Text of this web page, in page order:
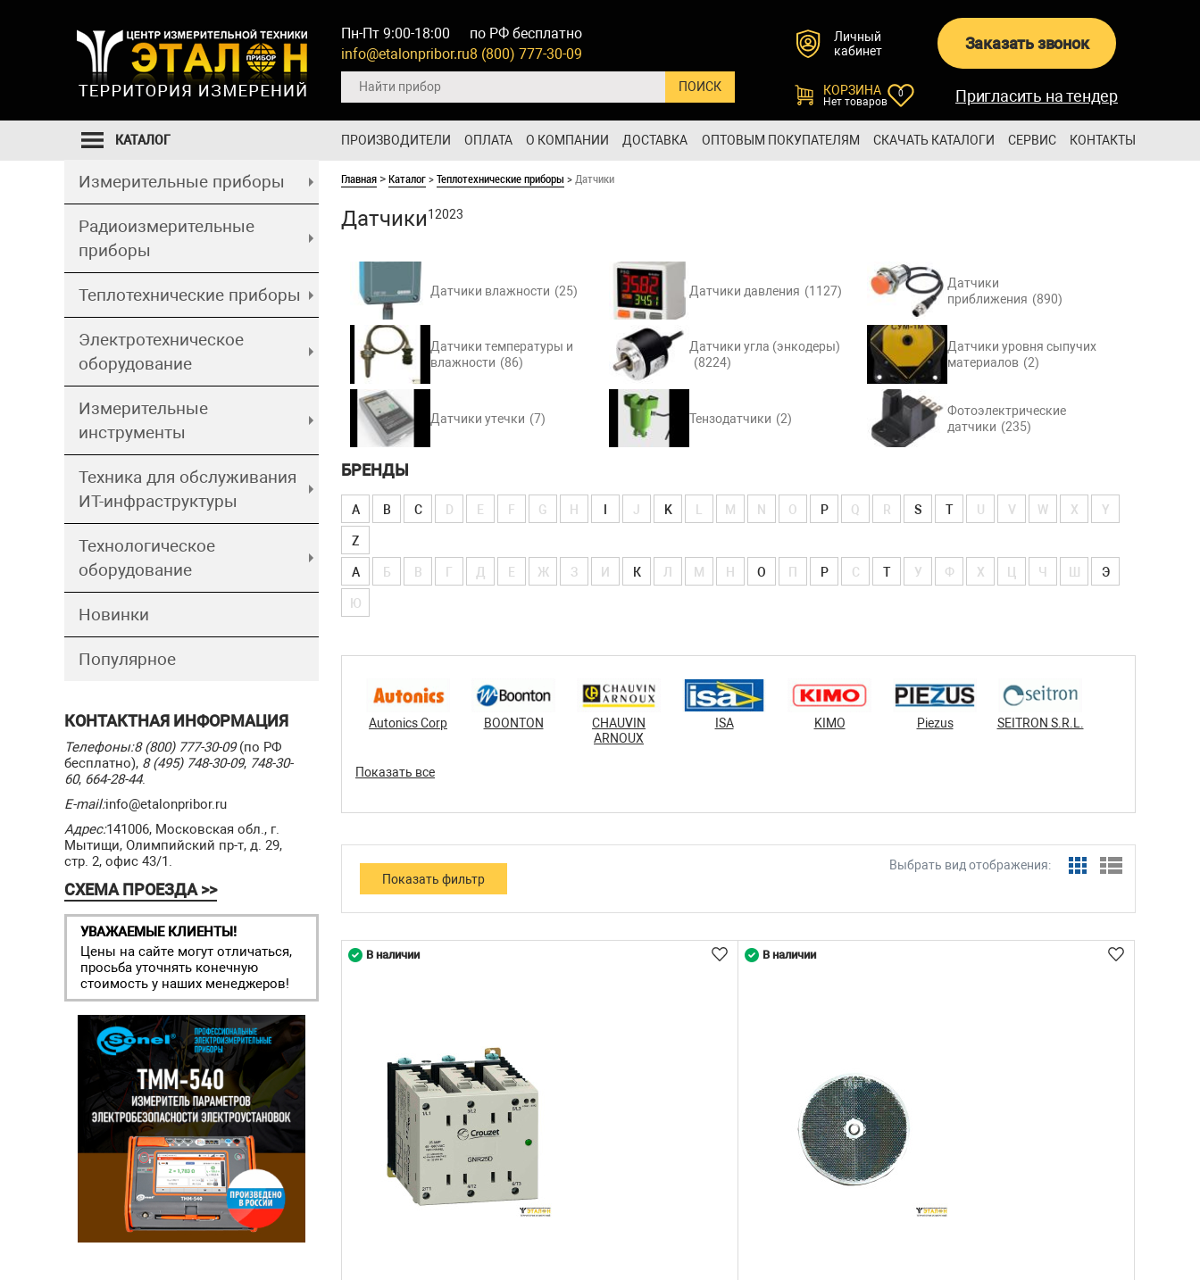
Пн-Пт 9:00-18:00
info@etalonpribor.ru
по РФ бесплатно
8 (800) 777-30-09
Личный
кабинет
Заказать звонок
КОРЗИНА
Нет товаров
0 Пригласить на тендер
ПРОИЗВОДИТЕЛИ ОПЛАТА О КОМПАНИИ ДОСТАВКА ОПТОВЫМ ПОКУПАТЕЛЯМ СКАЧАТЬ КАТАЛОГИ СЕРВИС КОНТАКТЫ
КАТАЛОГ
Измерительные приборы
Радиоизмерительные
приборы
Теплотехнические приборы
Электротехническое
оборудование
Измерительные
инструменты
Техника для обслуживания
ИТ-инфраструктуры
Технологическое
оборудование
Новинки
Популярное
КОНТАКТНАЯ ИНФОРМАЦИЯ
Телефоны:8 (800) 777-30-09(по РФ
бесплатно), 8 (495) 748-30-09, 748-30-
60, 664-28-44.
E-mail:info@etalonpribor.ru
Адрес:141006, Московская обл., г.
Мытищи, Олимпийский пр-т, д. 29,
стр. 2, офис 43/1.
СХЕМА ПРОЕЗДА >>
УВАЖАЕМЫЕ КЛИЕНТЫ!
Цены на сайте могут отличаться,
просьба уточнять конечную
стоимость у наших менеджеров!
Главная >Каталог>Теплотехнические приборы >Датчики
Датчики12023
Датчики влажности (25) Датчики давления (1127)
Датчики
приближения (890)
Датчики температуры и
влажности (86)
Датчики угла (энкодеры)
(8224)
Датчики уровня сыпучих
материалов (2)
Датчики утечки (7) Тензодатчики (2)
Фотоэлектрические
датчики (235)
БРЕНДЫ
A B C D E F G H J K L M N O P Q R S T U V W X Y
Z
А Б В Г Д Е Ж З И К Л М Н О П Р С Т У Ф Х Ц Ч Ш Э
Ю
Autonics Corp BOONTON
CHAUVIN
ARNOUX
ISA KIMO Piezus SEITRON S.R.L.
Показать все
Выбрать вид отображения:
В наличии В наличии